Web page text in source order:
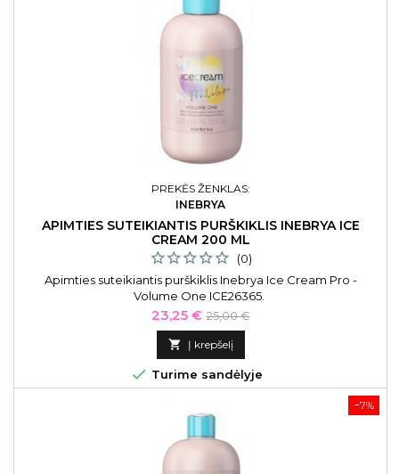
PREKĖS ŽENKLAS:
INEBRYA
APIMTIES SUTEIKIANTIS PURŠKIKLIS INEBRYA ICE
CREAM 200 ML
(0)
Apimties suteikiantis purškiklis Inebrya Ice Cream Pro -
Volume One ICE26365.
Kaina
23,25 € Bazinė
kaina
25,00 €
 Į krepšelį
 Turime sandėlyje
−7%